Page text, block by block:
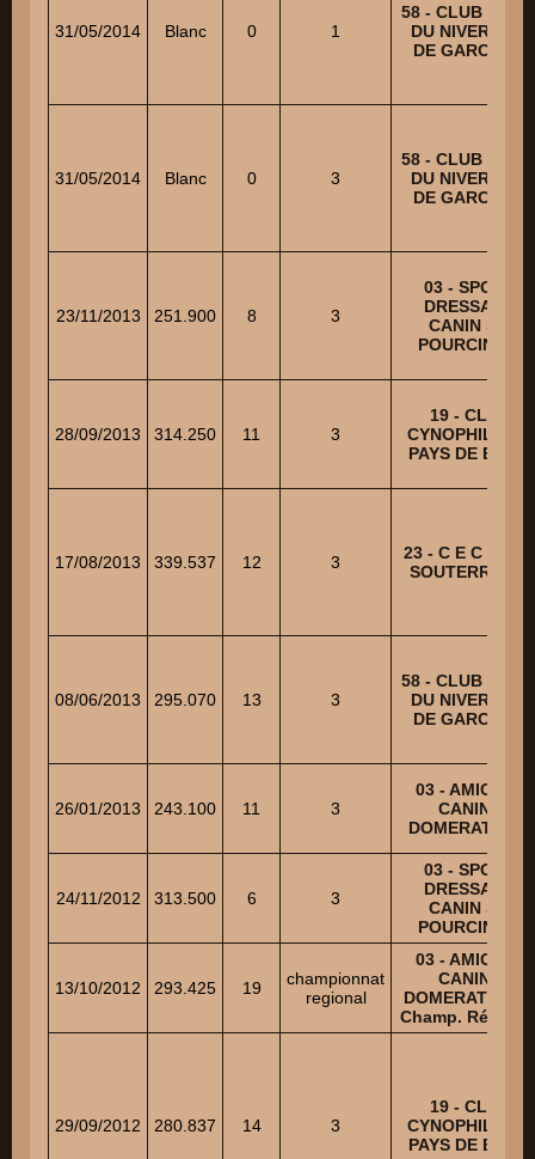
31/05/2014 Blanc 0 1
58 - CLUB
DU NIVERNAIS
DE GARCHIZY
31/05/2014 Blanc 0 3
58 - CLUB
DU NIVERNAIS
DE GARCHIZY
23/11/2013 251.900 8 3
03 - SPORT
DRESSAGE
CANIN ST-
POURCINOIS
28/09/2013 314.250 11 3
19 - CLUB
CYNOPHILE DU
PAYS DE BRIVE
17/08/2013 339.537 12 3
23 - C E C DE
SOUTERRAINE
08/06/2013 295.070 13 3
58 - CLUB
DU NIVERNAIS
DE GARCHIZY
26/01/2013 243.100 11 3
03 - AMICALE
CANINE
DOMERATOISE
24/11/2012 313.500 6 3
03 - SPORT
DRESSAGE
CANIN ST-
POURCINOIS
13/10/2012 293.425 19
championnat
regional
03 - AMICALE
CANINE
DOMERATOISE
Champ.
29/09/2012 280.837 14 3
19 - CLUB
CYNOPHILE DU
PAYS DE BRIVE